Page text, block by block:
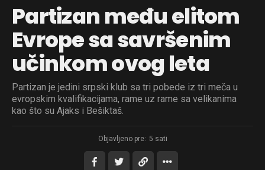
Partizan među elitom
Evrope sa savršenim
učinkom ovog leta
Partizan je jedini srpski klub sa tri pobede iz tri meča u
evropskim kvalifikacijama, rame uz rame sa velikanima
kao što su Ajaks i Bešiktaš.
Objavljeno pre: 5 sati